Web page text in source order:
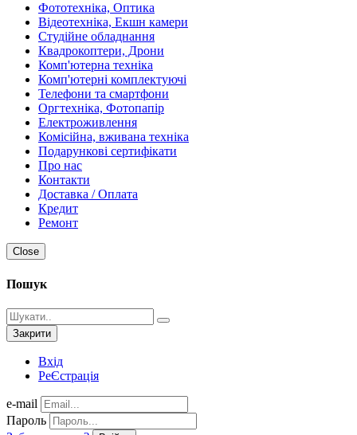
Фототехніка, Оптика
Відеотехніка, Екшн камери
Студійне обладнання
Квадрокоптери, Дрони
Комп'ютерна техніка
Комп'ютерні комплектуючі
Телефони та смартфони
Оргтехніка, Фотопапір
Електроживлення
Комісійна, вживана техніка
Подарункові сертифікати
Про нас
Контакти
Доставка / Оплата
Кредит
Ремонт
Close
Пошук
Закрити
Вхід
РеЄстрація
e-mail
Пароль